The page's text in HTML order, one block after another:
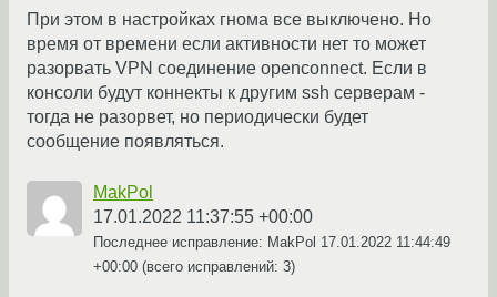
При этом в настройках гнома все выключено. Но
время от времени если активности нет то может
разорвать VPN соединение openconnect. Если в
консоли будут коннекты к другим ssh серверам -
тогда не разорвет, но периодически будет
сообщение появляться.
MakPol
17.01.2022 11:37:55 +00:00
Последнее исправление: MakPol 17.01.2022 11:44:49
+00:00 (всего исправлений: 3)